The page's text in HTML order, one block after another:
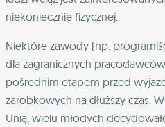
niekoniecznie fizycznej.
Niektóre zawody (np.
dla zagranicznych
pośrednim etapem przed
zarobkowych na dłuższy czas.
Unią, wielu młodych